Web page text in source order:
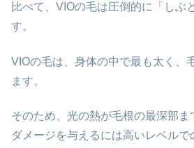
比べて、VIOの毛は圧倒的に「しぶ
す。
VIOの毛は、身体の中で最も太く、
ます。
そのため、光の熱が毛根の最深部
ダメージを与えるには高いレベル